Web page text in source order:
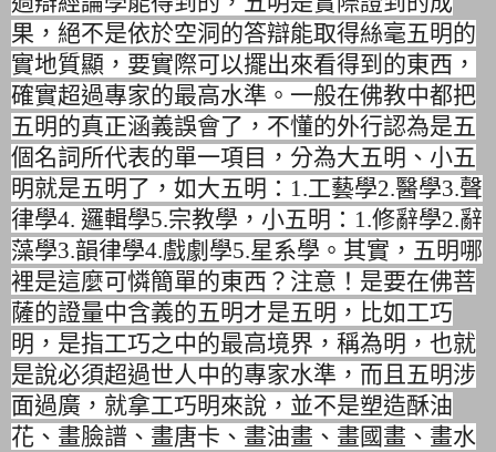
果， 絕不是依於空洞的答辯能取得絲毫五明的
實地質顯， 要實際可以擺出來看得到的東西，
確實超過專家的最高水準。 一般在佛教中都把
五明的真正涵義誤會了， 不懂的外行認為是五
個名詞所代表的單一項目，分為大五明、 小五
明就是五明了，如大五明： 1.工藝學2.醫學3.聲
律學4. 邏輯學5.宗教學，小五明：1.修辭學2.辭
藻學3.韻律學4.戲劇學5.星系學。其實，五明哪
裡是這麼可憐簡單的東西？注意！ 是要在佛菩
薩的證量中含義的五明才是五明，比如工巧
明， 是指工巧之中的最高境界，稱為明， 也就
是說必須超過世人中的專家水準，而且五明涉
面過廣， 就拿工巧明來說，並不是塑造酥油
花、畫臉譜、畫唐卡、畫油畫、 畫國畫、畫水